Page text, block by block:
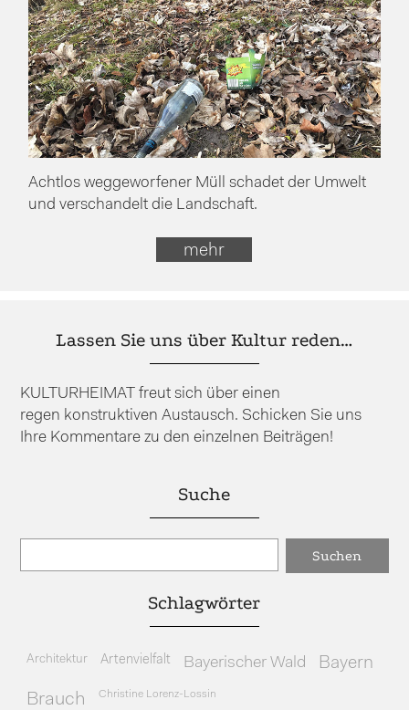
Achtlos weggeworfener Müll schadet der Umwelt
und verschandelt die Landschaft.
mehr
Lassen Sie uns über Kultur reden…
KULTURHEIMAT freut sich über einen
regen konstruktiven Austausch. Schicken Sie uns
Ihre Kommentare zu den einzelnen Beiträgen!
Suche
Schlagwörter
Architektur Artenvielfalt Bayerischer Wald Bayern
Brauch Christine Lorenz-Lossin